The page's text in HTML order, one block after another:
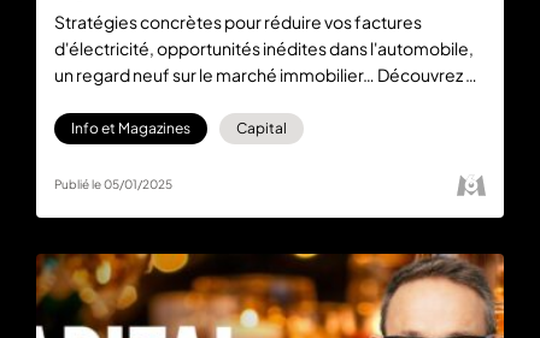
Stratégies concrètes pour réduire vos factures
d'électricité, opportunités inédites dans l'automobile,
un regard neuf sur le marché immobilier… Découvrez un
sur M6. L’émission est à retrouver gratuitement en
Info et Magazines Capital
Publié le 05/01/2025